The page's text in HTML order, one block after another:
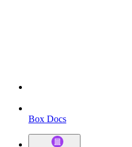
Box Docs